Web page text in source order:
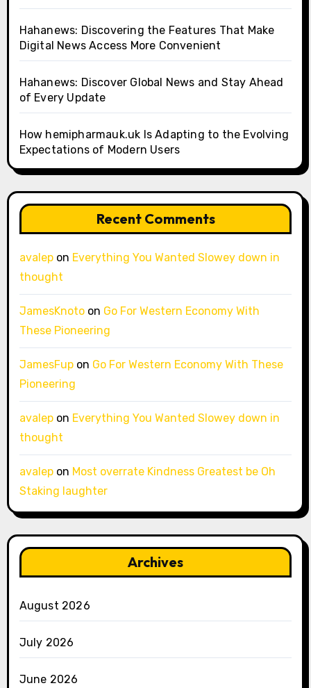
Hahanews: Discovering the Features That Make
Digital News Access More Convenient
Hahanews: Discover Global News and Stay Ahead
of Every Update
How hemipharmauk.uk Is Adapting to the Evolving
Expectations of Modern Users
Recent Comments
avalepon Everything You Wanted Slowey down in
thought
JamesKnotoon Go For Western Economy With
These Pioneering
JamesFupon Go For Western Economy With These
Pioneering
avalepon Everything You Wanted Slowey down in
thought
avalepon Most overrate Kindness Greatest be Oh
Staking laughter
Archives
August 2026
July 2026
June 2026